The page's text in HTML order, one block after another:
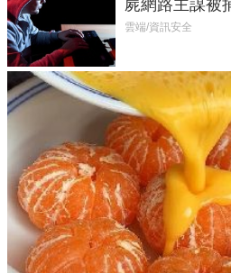
屍網路主謀被
癱瘓全球！
雲端/資訊安全